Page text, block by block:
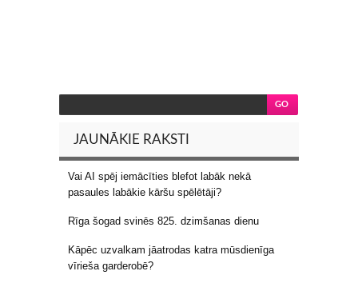
JAUNĀKIE RAKSTI
Vai AI spēj iemācīties blefot labāk nekā
pasaules labākie kāršu spēlētāji?
Rīga šogad svinēs 825. dzimšanas dienu
Kāpēc uzvalkam jāatrodas katra mūsdienīga
vīrieša garderobē?